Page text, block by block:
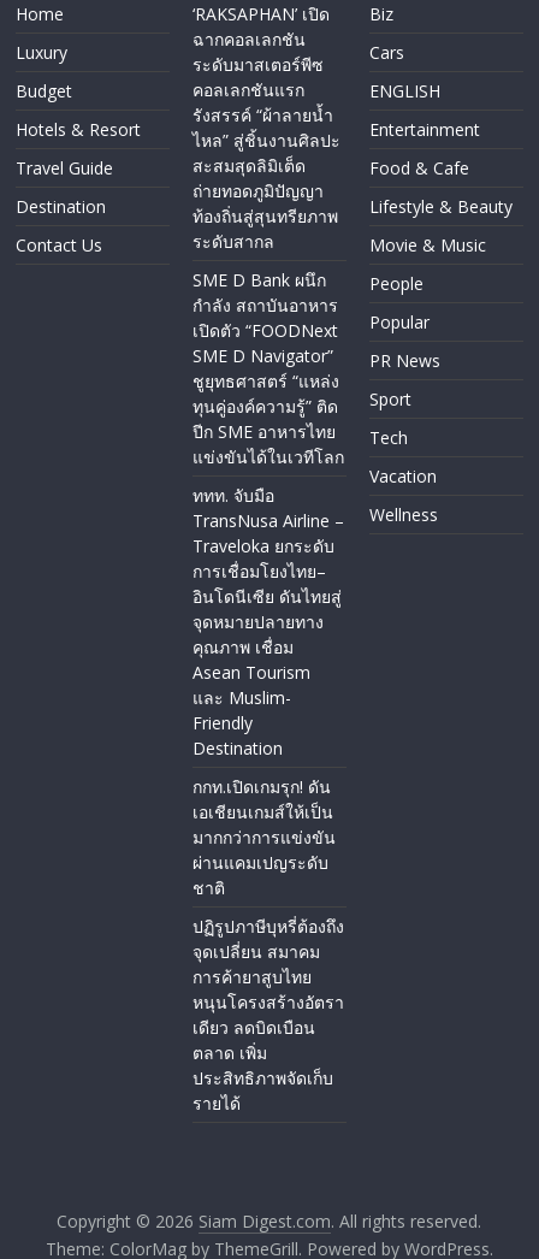
Home
Luxury
Budget
Hotels & Resort
Travel Guide
Destination
Contact Us
‘RAKSAPHAN’ เปิด
ฉากคอลเลกชัน
ระดับมาสเตอร์พีซ
คอลเลกชันแรก
รังสรรค์ “ผ้าลายน้ำ
ไหล” สู่ชิ้นงานศิลปะ
สะสมสุดลิมิเต็ด
ถ่ายทอดภูมิปัญญา
ท้องถิ่นสู่สุนทรียภาพ
ระดับสากล
SME D Bank ผนึก
กำลัง สถาบันอาหาร
เปิดตัว “FOODNext
SME D Navigator”
ชูยุทธศาสตร์ “แหล่ง
ทุนคู่องค์ความรู้” ติด
ปีก SME อาหารไทย
แข่งขันได้ในเวทีโลก
ททท. จับมือ
TransNusa Airline –
Traveloka ยกระดับ
การเชื่อมโยงไทย–
อินโดนีเซีย ดันไทยสู่
จุดหมายปลายทาง
คุณภาพ เชื่อม
Asean Tourism
และ Muslim-
Friendly
Destination
กกท.เปิดเกมรุก! ดัน
เอเชียนเกมส์ให้เป็น
มากกว่าการแข่งขัน
ผ่านแคมเปญระดับ
ชาติ
ปฏิรูปภาษีบุหรี่ต้องถึง
จุดเปลี่ยน สมาคม
การค้ายาสูบไทย
หนุนโครงสร้างอัตรา
เดียว ลดบิดเบือน
ตลาด เพิ่ม
ประสิทธิภาพจัดเก็บ
รายได้
Biz
Cars
ENGLISH​
Entertainment
Food & Cafe
Lifestyle & Beauty
Movie & Music
People
Popular
PR News
Sport
Tech
Vacation
Wellness
Copyright © 2026 Siam Digest.com. All rights reserved.
Theme: ColorMagby ThemeGrill. Powered by WordPress.